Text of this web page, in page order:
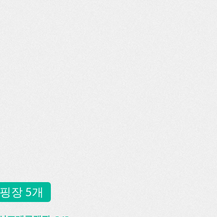
장 5개